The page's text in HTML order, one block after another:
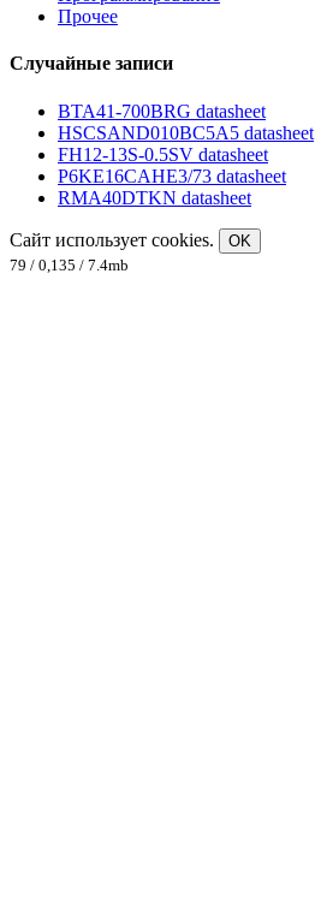
Прочее
Случайные записи
BTA41-700BRG datasheet
HSCSAND010BC5A5 datasheet
FH12-13S-0.5SV datasheet
P6KE16CAHE3/73 datasheet
RMA40DTKN datasheet
Сайт использует cookies.
OK
79 / 0,135 / 7.4mb